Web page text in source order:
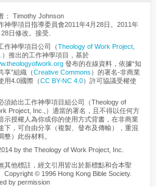
： Timothy Johnson
神學項目指導委員會2011年4月28日。2011年
日修改。接受.
作神學項目公司（Theology of Work Project,
）推出的工作神學項目，基於
發布的在線資料，依據“知
享”組織（Creative Commons ）的署名-非商業
用4.0國際（CC BY-NC 4.0）許可協議受權使
須給出工作神學項目組公司（Theology of
Project, Inc.,）適當的署名，且不得以任何方
示授權人為你或你的使用方式背書，在非商業
下，可自由分享（複製、發布及傳輸），重混
整）此份材料。
by the Theology of Work Project, Inc.
其他標註，經文引用皆出於新標點和合本聖
Copyright © 1996 Hong Kong Bible Society.
by permission